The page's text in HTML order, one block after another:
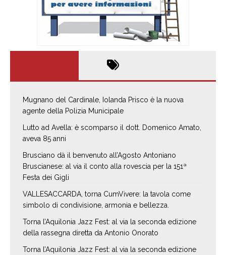
Mugnano del Cardinale, Iolanda Prisco è la nuova
agente della Polizia Municipale
Lutto ad Avella: è scomparso il dott. Domenico Amato,
aveva 85 anni
Brusciano dà il benvenuto all’Agosto Antoniano
Bruscianese: al via il conto alla rovescia per la 151ª
Festa dei Gigli
VALLESACCARDA, torna CumVivere: la tavola come
simbolo di condivisione, armonia e bellezza.
Torna l’Aquilonia Jazz Fest: al via la seconda edizione
della rassegna diretta da Antonio Onorato
Torna l’Aquilonia Jazz Fest: al via la seconda edizione